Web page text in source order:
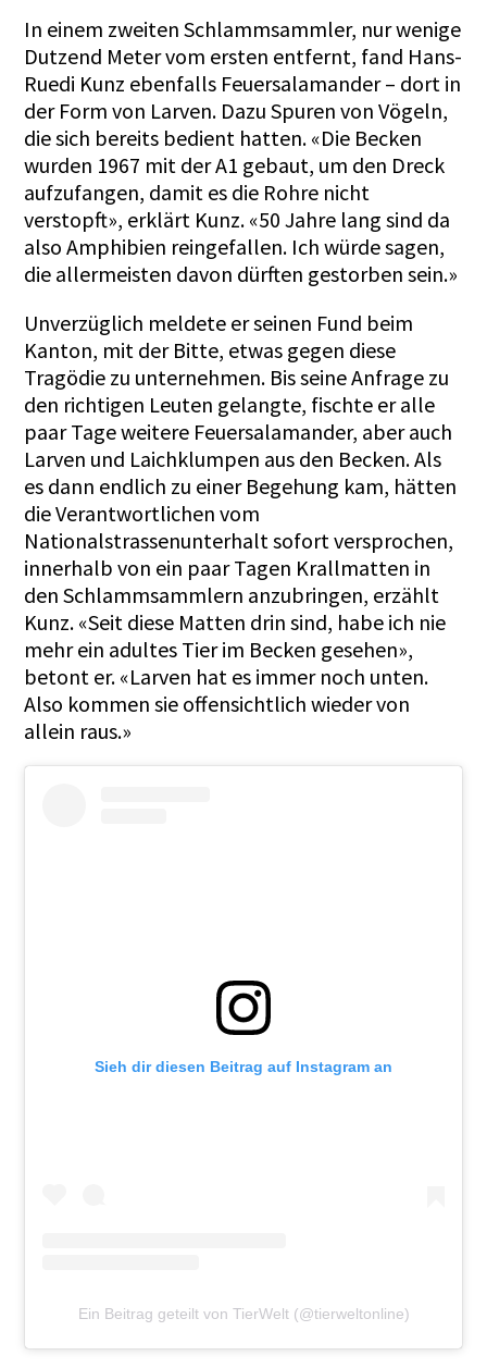
In einem zweiten Schlammsammler, nur wenige
Dutzend Meter vom ersten entfernt, fand Hans-
Ruedi Kunz ebenfalls Feuersalamander – dort in
der Form von Larven. Dazu Spuren von Vögeln,
die sich bereits bedient hatten. «Die Becken
wurden 1967 mit der A1 gebaut, um den Dreck
aufzufangen, damit es die Rohre nicht
verstopft», erklärt Kunz. «50 Jahre lang sind da
also Amphibien reingefallen. Ich würde sagen,
die allermeisten davon dürften gestorben sein.»
Unverzüglich meldete er seinen Fund beim
Kanton, mit der Bitte, etwas gegen diese
Tragödie zu unternehmen. Bis seine Anfrage zu
den richtigen Leuten gelangte, fischte er alle
paar Tage weitere Feuersalamander, aber auch
Larven und Laichklumpen aus den Becken. Als
es dann endlich zu einer Begehung kam, hätten
die Verantwortlichen vom
Nationalstrassenunterhalt sofort versprochen,
innerhalb von ein paar Tagen Krallmatten in
den Schlammsammlern anzubringen, erzählt
Kunz. «Seit diese Matten drin sind, habe ich nie
mehr ein adultes Tier im Becken gesehen»,
betont er. «Larven hat es immer noch unten.
Also kommen sie offensichtlich wieder von
allein raus.»
Sieh dir diesen Beitrag auf Instagram an
Ein Beitrag geteilt von TierWelt (@tierweltonline)